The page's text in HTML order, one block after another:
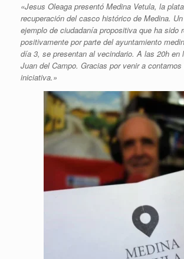
«Jesus Oleaga presentó Medina Vetula, la
recuperación del casco histórico de Medina.
ejemplo de ciudadanía propositiva que ha sido
positivamente por parte del ayuntamiento
día 3, se presentan al vecindario. A las 20h en
Juan del Campo. Gracias por venir a
iniciativa.»